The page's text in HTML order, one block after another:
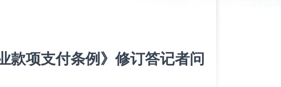
款项支付条例》修订答记者问